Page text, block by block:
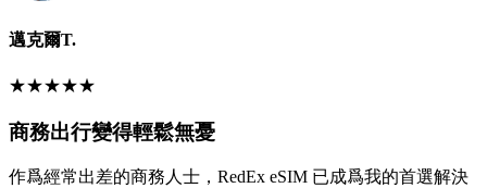
邁克爾T.
★★★★★
商務出行變得輕鬆無憂
作爲經常出差的商務人士，RedEx eSIM 已成爲我的首選解決